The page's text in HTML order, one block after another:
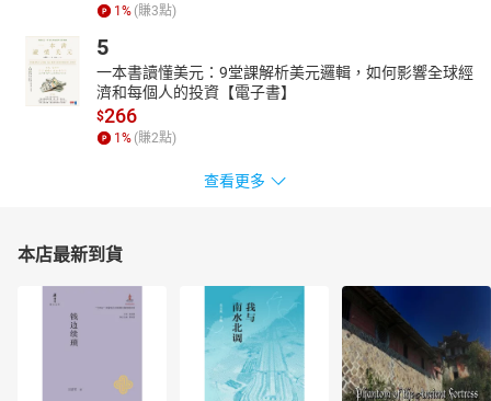
1 % (賺3點)
5
一本書讀懂美元：9堂課解析美元邏輯，如何影響全球經
濟和每個人的投資【電子書】
$266
1 % (賺2點)
查看更多
本店最新到貨